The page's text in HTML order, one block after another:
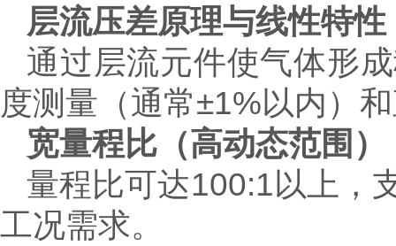
层流压差原理与线性特性
通过层流元件使气体形
度测量（通常±1%以内）
宽量程比（高动态范围）
量程比可达100:1以上，
工况需求。